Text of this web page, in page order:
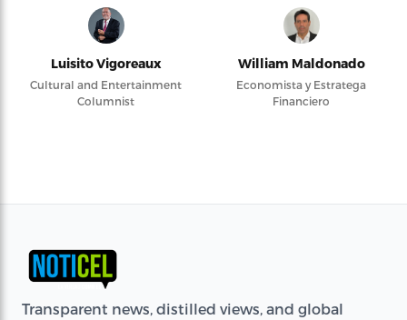
Luisito Vigoreaux
Cultural and Entertainment
Columnist
William Maldonado
Economista y Estratega
Financiero
Transparent news, distilled views, and global